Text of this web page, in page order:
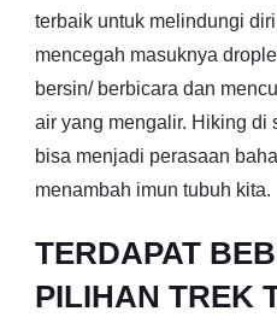
terbaik untuk melindungi
mencegah masuknya
bersin/ berbicara dan
air yang mengalir. Hiking di
bisa menjadi perasaan
menambah imun tubuh kita.
TERDAPAT
PILIHAN TREK